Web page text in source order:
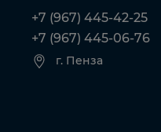
+7 (967) 445-42-25
+7 (967) 445-06-76
г. Пенза